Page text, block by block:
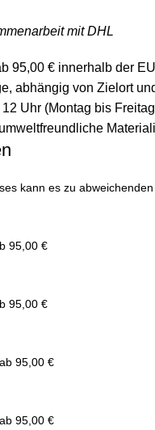
mit DHL
95,00 € innerhalb der EU
abhängig von Zielort
Uhr (Montag bis
kann es zu
95,00 €
95,00 €
95,00 €
95,00 €